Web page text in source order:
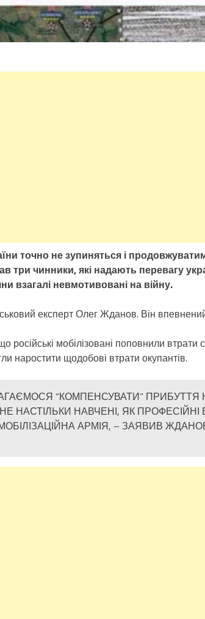
точно не зупиняться і
три чинники, які надають перевагу
взагалі невмотивовані на війну.
експерт Олег Жданов. Він
мобілізовані поповнили втрати
наростити щодобові втрати окупантів.
“КОМПЕНСУВАТИ” ПРИБУТТЯ
НАСТІЛЬКИ НАВЧЕНІ, ЯК ПРОФЕСІЙНІ
АРМІЯ, – ЗАЯВИВ